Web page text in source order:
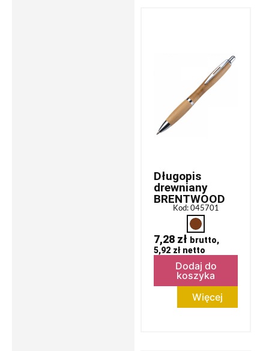
Długopis
drewniany
BRENTWOOD
Kod: 045701
7,28 zł brutto,
5,92 złnetto
Dodaj do
koszyka
Więcej